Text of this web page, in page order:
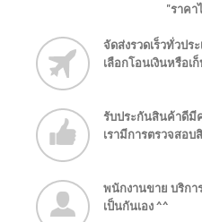
"ราคา
จัดส่งรวดเร็วทั่วปร
เลือกโอนเงินหรือเ
รับประกันสินค้าดี
เรามีการตรวจสอ
พนักงานขาย บริกา
เป็นกันเอง ^^